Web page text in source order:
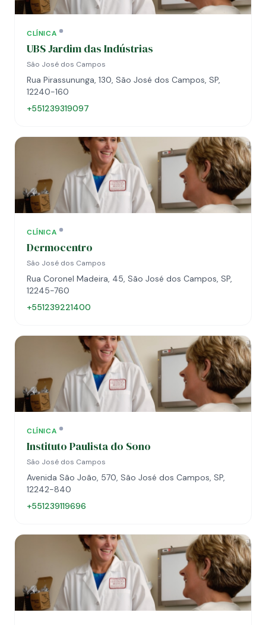
CLÍNICA
UBS Jardim das Indústrias
São José dos Campos
Rua Pirassununga, 130, São José dos Campos, SP,
12240-160
+551239319097
CLÍNICA
Dermocentro
São José dos Campos
Rua Coronel Madeira, 45, São José dos Campos, SP,
12245-760
+551239221400
CLÍNICA
Instituto Paulista do Sono
São José dos Campos
Avenida São João, 570, São José dos Campos, SP,
12242-840
+551239119696